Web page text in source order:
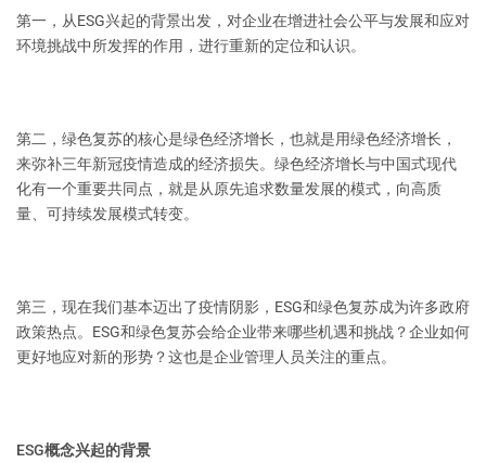
第一，从ESG兴起的背景出发，对企业在增进社会公平与发展和应对
环境挑战中所发挥的作用，进行重新的定位和认识。
第二，绿色复苏的核心是绿色经济增长，也就是用绿色经济增长，
来弥补三年新冠疫情造成的经济损失。绿色经济增长与中国式现代
化有一个重要共同点，就是从原先追求数量发展的模式，向高质
量、可持续发展模式转变。
第三，现在我们基本迈出了疫情阴影，ESG和绿色复苏成为许多政府
政策热点。ESG和绿色复苏会给企业带来哪些机遇和挑战？企业如何
更好地应对新的形势？这也是企业管理人员关注的重点。
ESG概念兴起的背景